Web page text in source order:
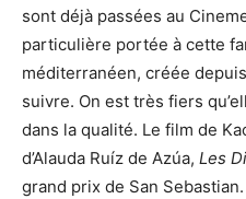
sont déjà passées au
particulière portée à cette
méditerranéen, créée
suivre. On est très fiers
dans la qualité. Le film de
d’Alauda Ruíz de Azúa, Les
grand prix de San